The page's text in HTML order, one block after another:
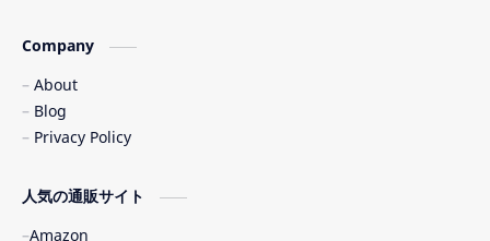
Company
About
Blog
Privacy Policy
人気の通販サイト
Amazon